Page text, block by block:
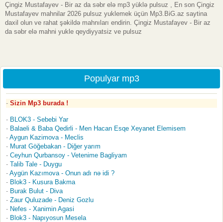
Çingiz Mustafayev - Bir az da səbr elə mp3 yüklə pulsuz , En son Çingiz
Mustafayev mahnilar 2026 pulsuz yuklemek üçün Mp3.BiG.az saytina
daxil olun ve rahat şəkildə mahnıları endirin. Çingiz Mustafayev - Bir az
da səbr elə mahni yukle qeydiyyatsiz ve pulsuz
Populyar mp3
Sizin Mp3 burada !
BLOK3 - Sebebi Yar
Balaeli & Baba Qedirli - Men Hacan Esqe Xeyanet Elemisem
Aygun Kazimova - Meclis
Murat Göğebakan - Diğer yarım
Ceyhun Qurbansoy - Vetenime Bagliyam
Talib Tale - Duygu
Aygün Kazımova - Onun adı nə idi ?
Blok3 - Kusura Bakma
Burak Bulut - Diva
Zaur Quluzade - Deniz Gozlu
Nefes - Xanimin Agasi
Blok3 - Napıyosun Mesela